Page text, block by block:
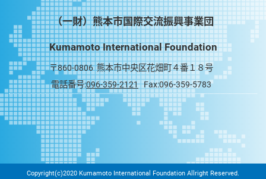
（一財）熊本市国際交流振興事業団
Kumamoto International Foundation
〒860-0806 熊本市中央区花畑町４番１８号
電話番号:096-359-2121Fax:096-359-5783
Copyright(c)2020 Kumamoto International Foundation Allright Reserved.